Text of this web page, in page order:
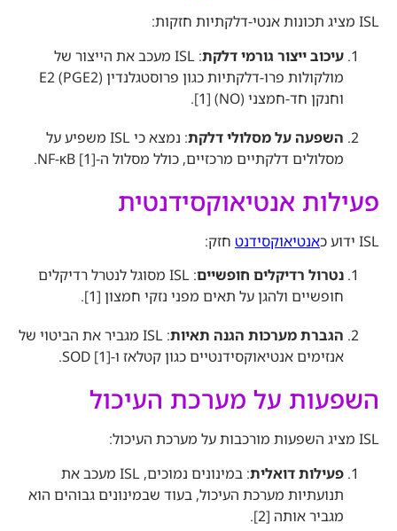
ISL מציג תכונות אנטי-דלקתיות חזקות:
עיכוב ייצור גורמי דלקת
: ISL מעכב את הייצור של
מולקולות פרו-דלקתיות כגון פרוסטגלנדין E2 (PGE2)
וחנקן חד-חמצני (NO) [1]
.
השפעה על מסלולי דלקת
: נמצא כי ISL משפיע על
מסלולים דלקתיים מרכזיים, כולל מסלול ה-NF-κB [1]
.
פעילות אנטיאוקסידנטית
ISL ידוע כ אנטיאוקסידנט חזק:
נטרול רדיקלים חופשיים
: ISL מסוגל לנטרל רדיקלים
חופשיים ולהגן על תאים מפני נזקי חמצון [1]
.
הגברת מערכות הגנה תאיות
: ISL מגביר את הביטוי של
אנזימים אנטיאוקסידנטיים כגון קטלאז ו-SOD [1]
.
השפעות על מערכת העיכול
ISL מציג השפעות מורכבות על מערכת העיכול:
פעילות דואלית
: במינונים נמוכים, ISL מעכב את
תנועתיות מערכת העיכול, בעוד שבמינונים גבוהים הוא
מגביר אותה [2]
.